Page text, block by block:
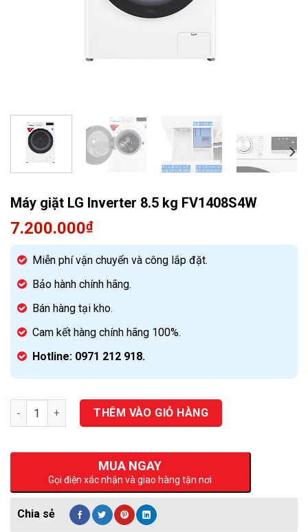
Quạt điều hòa
Máy giặt LG Inverter 8.5 kg FV1408S4W
7.200.000₫
Miễn phí vận chuyển và công lắp đặt.
Bảo hành chính hãng.
Bán hàng tại kho.
Cam kết hàng chính hãng 100%.
Hotline: 0971 212 918.
Số lượng THÊM VÀO GIỎ HÀNG
MUA NGAY
Gọi điện xác nhận và giao hàng tận nơi